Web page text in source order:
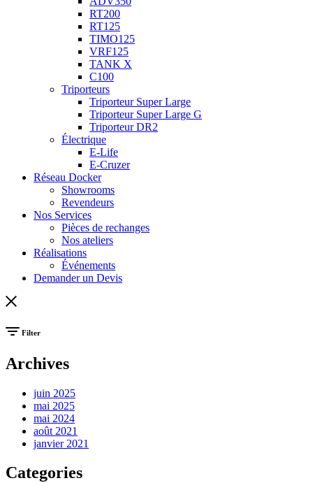
RT200
RT125
TIMO125
VRF125
TANK X
C100
Triporteurs
Triporteur Super Large
Triporteur Super Large G
Triporteur DR2
Électrique
E-Life
E-Cruzer
Réseau Docker
Showrooms
Revendeurs
Nos Services
Pièces de rechanges
Nos ateliers
Réalisations
Événements
Demander un Devis
Filter
Archives
juin 2025
mai 2025
mai 2024
août 2021
janvier 2021
Categories